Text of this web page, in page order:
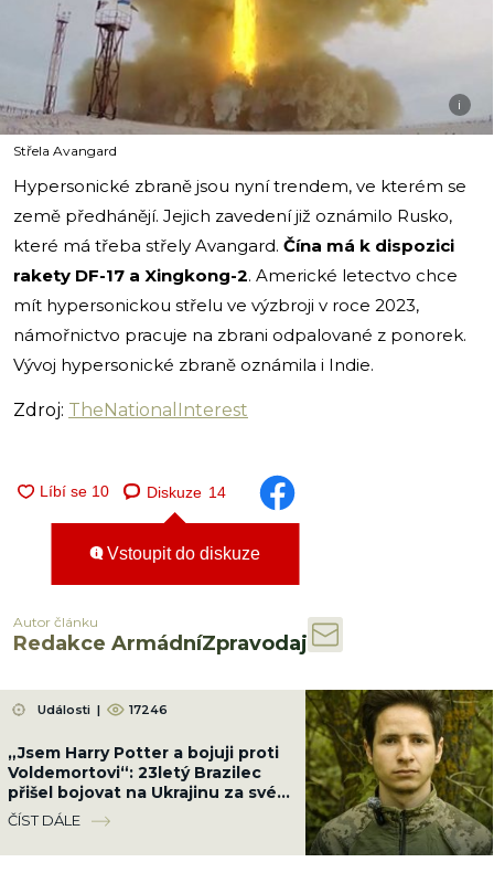
i
Střela Avangard
Hypersonické zbraně jsou nyní trendem, ve kterém se
země předhánějí. Jejich zavedení již oznámilo Rusko,
které má třeba střely Avangard. Čína má k dispozici
rakety DF-17 a Xingkong-2. Americké letectvo chce
mít hypersonickou střelu ve výzbroji v roce 2023,
námořnictvo pracuje na zbrani odpalované z ponorek.
Vývoj hypersonické zbraně oznámila i Indie.
Zdroj: TheNationalInterest
Diskuze 14
Vstoupit do diskuze
Autor článku
Redakce ArmádníZpravodaj
Události | 17246
„Jsem Harry Potter a bojuji proti
Voldemortovi“: 23letý Brazilec
přišel bojovat na Ukrajinu za své
ideály
ČÍST DÁLE